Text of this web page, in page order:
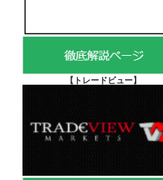
【 トレードビュー】